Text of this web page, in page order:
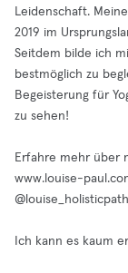
Leidenschaft.
2019 im
Seitdem bilde ich
bestmöglich zu
Begeisterung für
zu sehen!
Erfahre mehr über
www.louise-
Ich kann es kaum